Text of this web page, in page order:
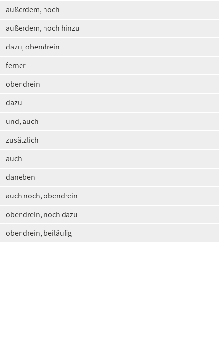
außerdem, noch
außerdem, noch hinzu
dazu, obendrein
ferner
obendrein
dazu
und, auch
zusätzlich
auch
daneben
auch noch, obendrein
obendrein, noch dazu
obendrein, beiläufig